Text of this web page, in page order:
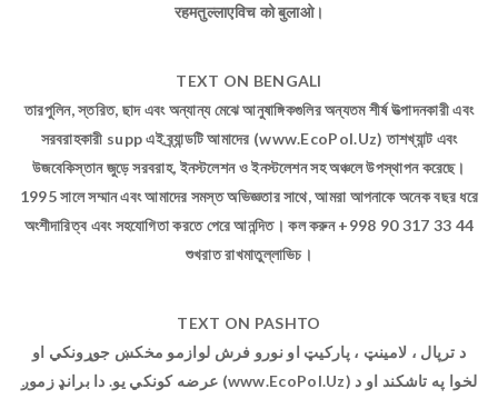
रहमतुल्लाएविच को बुलाओ।
TEXT ON BENGALI
তারপুলিন, স্তরিত, ছাদ এবং অন্যান্য মেঝে আনুষাঙ্গিকগুলির অন্যতম শীর্ষ উত্পাদনকারী এবং
সরবরাহকারী supp এই ব্র্যান্ডটি আমাদের (www.EcoPol.Uz) তাশখ্যান্ট এবং
উজবেকিস্তান জুড়ে সরবরাহ, ইনস্টলেশন ও ইনস্টলেশন সহ অঞ্চলে উপস্থাপন করেছে।
1995 সালে সম্মান এবং আমাদের সমস্ত অভিজ্ঞতার সাথে, আমরা আপনাকে অনেক বছর ধরে
অংশীদারিত্ব এবং সহযোগিতা করতে পেরে আনন্দিত। কল করুন +998 90 317 33 44
শুখরাত রাখমাতুল্লাভিচ।
TEXT ON PASHTO
د ترپال ، لامینټ ، پارکیټ او نورو فرش لوازمو مخکښ جوړونکي او
عرضه کونکي یو. دا برانډ زموږ (www.EcoPol.Uz) لخوا په تاشکند او د